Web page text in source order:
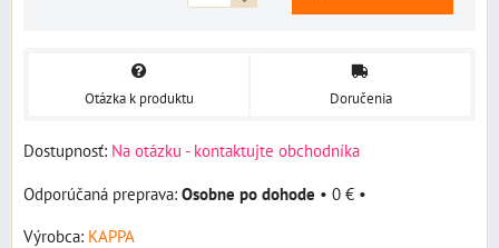
Otázka k produktu Doručenia
Dostupnosť: Na otázku - kontaktujte obchodníka
Osobne po dohode • 0 € •
Výrobca: KAPPA